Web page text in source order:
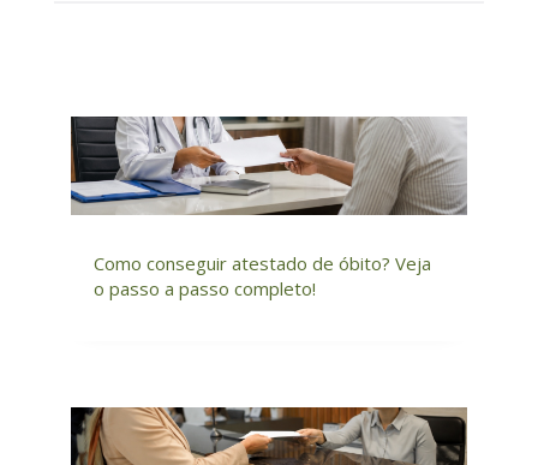
Como conseguir atestado de óbito? Veja
o passo a passo completo!